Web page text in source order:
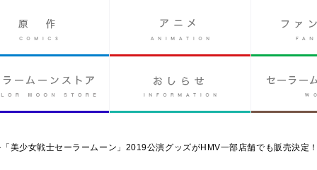
美少女戦士セーラームーン」2019公演グッズがHMV一部店舗でも販売決定！